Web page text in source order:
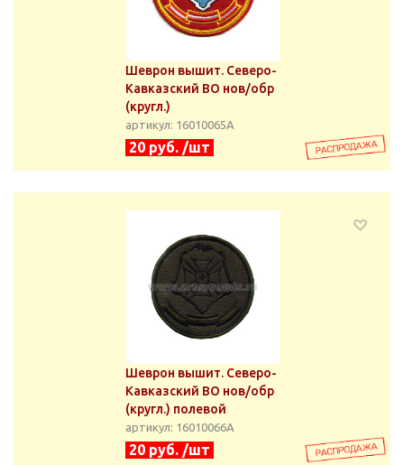
Шеврон вышит. Северо-
Кавказский ВО нов/обр
(кругл.)
артикул: 16010065А
20 руб. /шт
Шеврон вышит. Северо-
Кавказский ВО нов/обр
(кругл.) полевой
артикул: 16010066А
20 руб. /шт